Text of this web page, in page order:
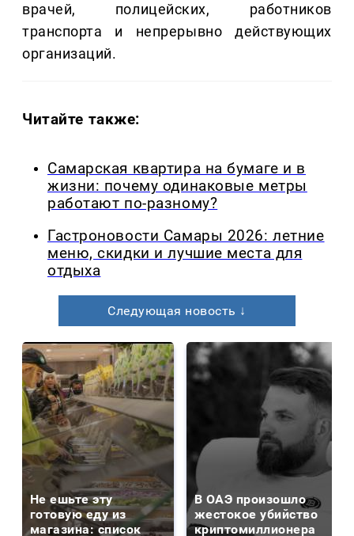
врачей, полицейских, работников
транспорта и непрерывно действующих
организаций.
Читайте также:
Самарская квартира на бумаге и в
жизни: почему одинаковые метры
работают по-разному?
Гастроновости Самары 2026: летние
меню, скидки и лучшие места для
отдыха
Следующая новость ↓
Не ешьте эту
готовую еду из
магазина: список
В ОАЭ произошло
жестокое убийство
криптомиллионера